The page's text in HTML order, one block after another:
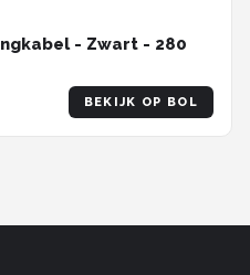
Zwart - 280
BEKIJK OP BOL